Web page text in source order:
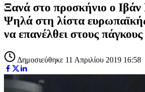
Ξανά στο προσκήνιο ο Ιβάν
Ψηλά στη λίστα
να επανέλθει στους πάγκους
Δημοσιεύθηκε 11 Απριλίου 2019 16:58